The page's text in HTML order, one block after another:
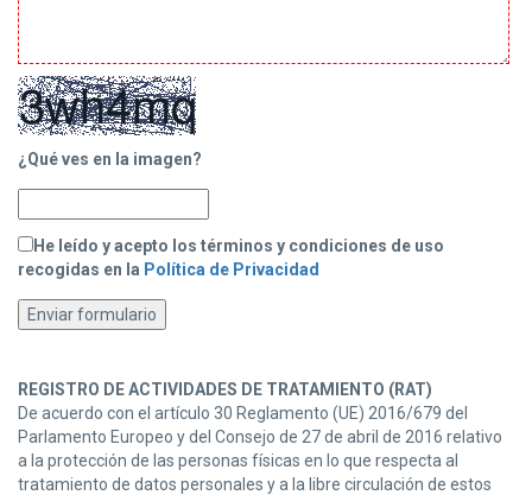
¿Qué ves en la imagen?
He leído y acepto los términos y condiciones de uso
recogidas en la Política de Privacidad
REGISTRO DE ACTIVIDADES DE TRATAMIENTO (RAT)
De acuerdo con el artículo 30 Reglamento (UE) 2016/679 del
Parlamento Europeo y del Consejo de 27 de abril de 2016 relativo
a la protección de las personas físicas en lo que respecta al
tratamiento de datos personales y a la libre circulación de estos